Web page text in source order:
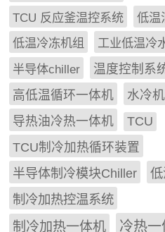
TCU 反应釜温控系统
低温
低温冷冻机组
工业低温冷
半导体chiller
温度控制系
高低温循环一体机
水冷机
导热油冷热一体机
TCU
TCU制冷加热循环装置
半导体制冷模块Chiller
制冷加热控温系统
制冷加热一体机
冷热一